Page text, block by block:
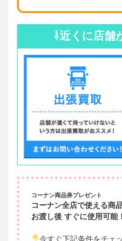
⇩近くに店舗
コーナン商品券プレゼント
コーナン全店で使える商
お渡し後 すぐに使用可能
今すぐ下記条件をチェ